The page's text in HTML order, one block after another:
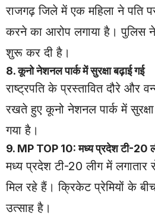
राजगढ़ जिले में एक महिला ने पति
करने का आरोप लगाया है। पुलिस
शुरू कर दी है।
8. कूनो नेशनल पार्क में सुरक्षा बढ़ाई गई
राष्ट्रपति के प्रस्तावित दौरे और
रखते हुए कूनो नेशनल पार्क में
गया है।
9. MP TOP 10: मध्य प्रदेश टी-20
मध्य प्रदेश टी-20 लीग में
मिल रहे हैं। क्रिकेट प्रेमियों के
उत्साह है।